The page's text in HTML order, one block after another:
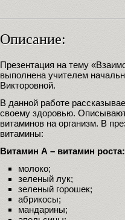
Описание:
Презентация на тему
выполнена учителем
Викторовной.
В данной работе
своему здоровью.
витаминов на организм. В
витамины:
Витамин А – витамин
молоко;
зеленый лук;
зеленый горошек;
абрикосы;
мандарины;